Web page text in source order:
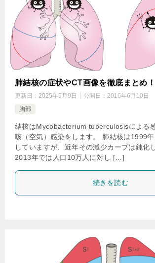
肺結核の症状やCT画像を徹底まとめ！
更新日： 2025年5月9日 公開日： 2016年6月10日
胸部
結核はMycobacterium tuberculosisによる
咳（空気）感染をします。 肺結核は1999
していますが、近年その減少カーブは鈍化
2013年では人口10万人に対し […]
続きを読む